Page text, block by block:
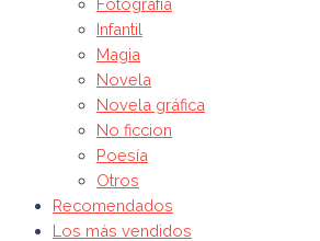
Infantil
Magia
Novela
Novela gráfica
No ficcion
Poesía
Otros
Recomendados
Los más vendidos